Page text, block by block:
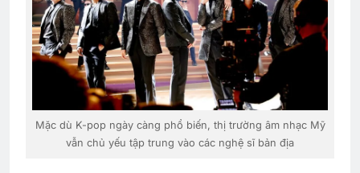
Mặc dù K-pop ngày càng phổ biến, thị trường âm nhạc Mỹ
vẫn chủ yếu tập trung vào các nghệ sĩ bản địa